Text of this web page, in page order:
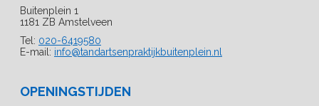
Buitenplein 1
1181 ZB Amstelveen
Tel: 020-6419580
E-mail: info@tandartsenpraktijkbuitenplein.nl
OPENINGSTIJDEN